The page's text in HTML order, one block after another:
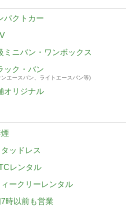
パクトカー
ミニバン・ワンボックス
ック・バン
エースバン、ライトエースバン等)
オリジナル
ッドレス
レンタル
ークリーレンタル
時以前も営業